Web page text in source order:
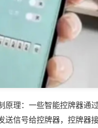
原理：一些智能控牌器通
送信号给控牌器，控牌器